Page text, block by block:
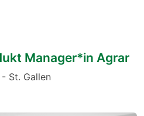
Manager*in Agrar
St. Gallen